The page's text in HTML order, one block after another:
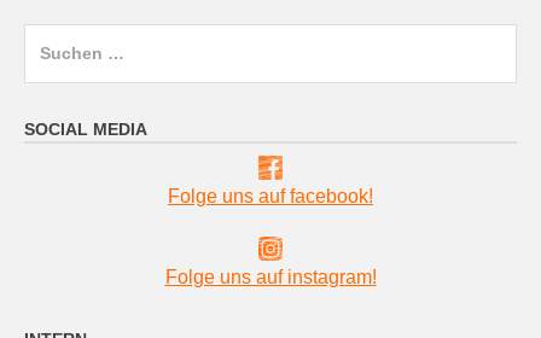
SOCIAL MEDIA
Folge uns auf facebook!
Folge uns auf instagram!